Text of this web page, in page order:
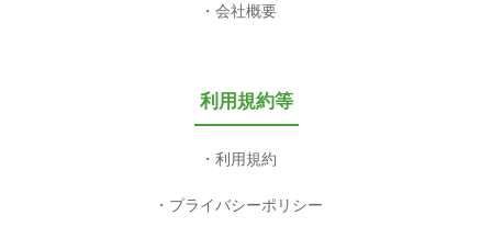
会社概要
利用規約等
利用規約
プライバシーポリシー